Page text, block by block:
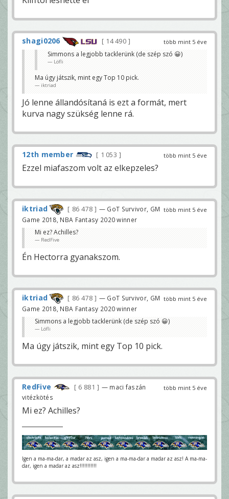
több mint 5 éve
shagi0206
14 490
Simmons a legjobb tacklerünk (de szép szó 😀)
Löfli
Ma úgy játszik, mint egy Top 10 pick.
iktriad
Jó lenne állandósítaná is ezt a formát, mert
kurva nagy szükség lenne rá.
több mint 5 éve
12th member 1 053
Ezzel miafaszom volt az elkepzeles?
több mint 5 éve
iktriad 86 478
— GoT Survivor, GM
Game 2018, NBA Fantasy 2020 winner
Mi ez? Achilles?
RedFive
Én Hectorra gyanakszom.
több mint 5 éve
iktriad 86 478
— GoT Survivor, GM
Game 2018, NBA Fantasy 2020 winner
Simmons a legjobb tacklerünk (de szép szó 😀)
Löfli
Ma úgy játszik, mint egy Top 10 pick.
több mint 5 éve
RedFive 6 881
— maci faszán
vitézkötés
Mi ez? Achilles?
Igen a ma-ma-dar, a madar az asz, igen a ma-ma-dar a madar az asz! A ma-ma-
dar, igen a madar az asz!!!!!!!!!!!